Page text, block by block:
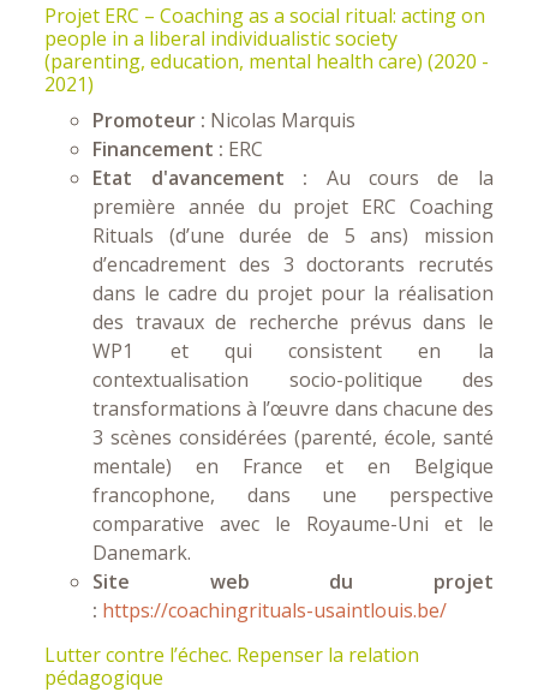
Projet ERC – Coaching as a social ritual: acting on
people in a liberal individualistic society
(parenting, education, mental health care) (2020 -
2021)
Promoteur : Nicolas Marquis
Financement : ERC
Etat d'avancement : Au cours de la
première année du projet ERC Coaching
Rituals (d’une durée de 5 ans) mission
d’encadrement des 3 doctorants recrutés
dans le cadre du projet pour la réalisation
des travaux de recherche prévus dans le
WP1 et qui consistent en la
contextualisation socio-politique des
transformations à l’œuvre dans chacune des
3 scènes considérées (parenté, école, santé
mentale) en France et en Belgique
francophone, dans une perspective
comparative avec le Royaume-Uni et le
Danemark.
Site web du projet
: https://coachingrituals-usaintlouis.be/
Lutter contre l’échec. Repenser la relation
pédagogique